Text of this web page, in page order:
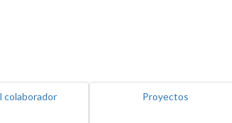
colaborador Proyectos